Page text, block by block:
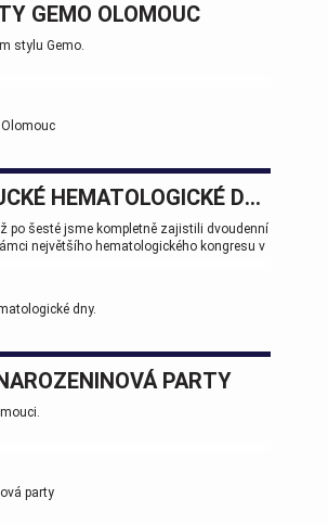
GEMO OLOMOUC
stylu Gemo.
XXXI. OLOMOUCKÉ HEMATOLOGICKÉ DNY.
po šesté jsme kompletně zajistili dvoudenní
největšího hematologického kongresu v
přátelé.
PARTY